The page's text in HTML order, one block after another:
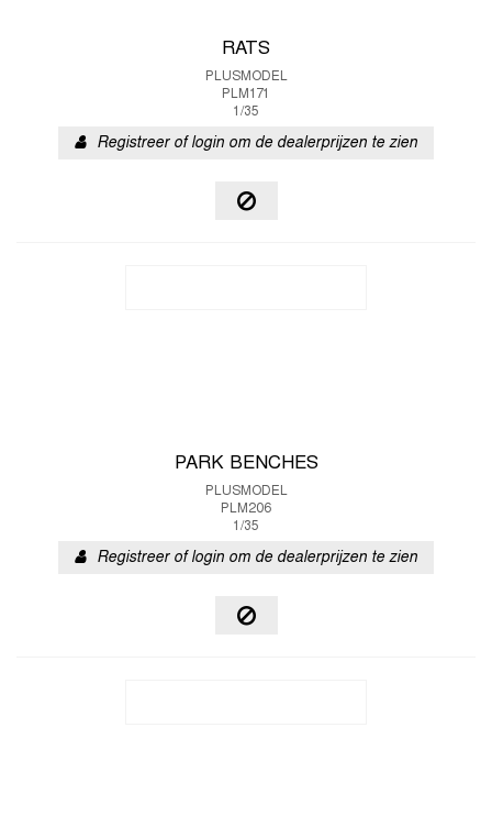
RATS
PLUSMODEL
PLM171
1/35
Registreer of login om de dealerprijzen te zien
PARK BENCHES
PLUSMODEL
PLM206
1/35
Registreer of login om de dealerprijzen te zien